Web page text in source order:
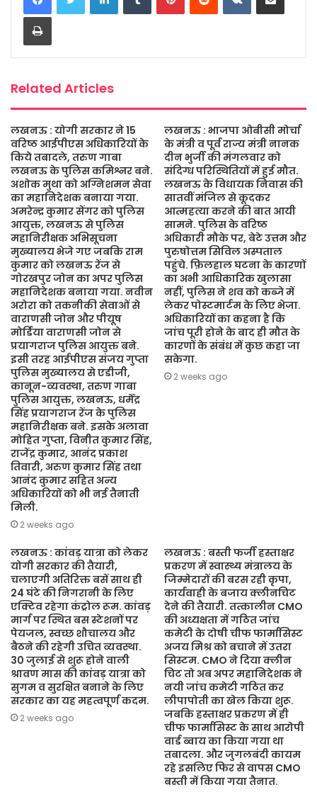
b
o
o
t
s
a
e
Print
Related Articles
लखनऊ : योगी सरकार ने 15
वरिष्ठ आईपीएस अधिकारियों के
किये तबादले, तरुण गाबा
लखनऊ के पुलिस कमिश्नर बने.
अशोक मुथा को अग्निशमन सेवा
का महानिदेशक बनाया गया.
अमरेन्द्र कुमार सेंगर को पुलिस
आयुक्त, लखनऊ से पुलिस
महानिरीक्षक अभिसूचना
मुख्यालय भेजे गए जबकि राम
कुमार को लखनऊ रेंज से
गोरखपुर जोन का अपर पुलिस
महानिदेशक बनाया गया. नवीन
अरोरा को तकनीकी सेवाओं से
वाराणसी जोन और पीयूष
मोर्डिया वाराणसी जोन से
प्रयागराज पुलिस आयुक्त बने.
इसी तरह आईपीएस संजय गुप्ता
पुलिस मुख्यालय से एडीजी,
कानून-व्यवस्था, तरुण गाबा
पुलिस आयुक्त, लखनऊ, धर्मेंद्र
सिंह प्रयागराज रेंज के पुलिस
महानिरीक्षक बने. इसके अलावा
मोहित गुप्ता, विनीत कुमार सिंह,
राजेंद्र कुमार, आनंद प्रकाश
तिवारी, अरुण कुमार सिंह तथा
आनंद कुमार सहित अन्य
अधिकारियों को भी नई तैनाती
मिली.
2 weeks ago
लखनऊ : भाजपा ओबीसी मोर्चा
के मंत्री व पूर्व राज्य मंत्री नानक
दीन भुर्जी की मंगलवार को
संदिग्ध परिस्थितियों में हुई मौत.
लखनऊ के विधायक निवास की
सातवीं मंजिल से कूदकर
आत्महत्या करने की बात आयी
सामने. पुलिस के वरिष्ठ
अधिकारी मौके पर, बेटे उत्तम और
पुरुषोत्तम सिविल अस्पताल
पहुंचे. फ़िलहाल घटना के कारणों
का अभी आधिकारिक खुलासा
नहीं, पुलिस ने शव को कब्जे में
लेकर पोस्टमार्टम के लिए भेजा.
अधिकारियों का कहना है कि
जांच पूरी होने के बाद ही मौत के
कारणों के संबंध में कुछ कहा जा
सकेगा.
2 weeks ago
लखनऊ : कांवड़ यात्रा को लेकर
योगी सरकार की तैयारी,
चलाएगी अतिरिक्त बसें साथ ही
24 घंटे की निगरानी के लिए
एक्टिव रहेगा कंट्रोल रूम. कांवड़
मार्ग पर स्थित बस स्टेशनों पर
पेयजल, स्वच्छ शौचालय और
बैठने की रहेगी उचित व्यवस्था.
30 जुलाई से शुरू होने वाली
श्रावण मास की कांवड़ यात्रा को
सुगम व सुरक्षित बनाने के लिए
सरकार का यह महत्वपूर्ण कदम.
2 weeks ago
लखनऊ : बस्ती फर्जी हस्ताक्षर
प्रकरण में स्वास्थ्य मंत्रालय के
जिम्मेदारों की बरस रही कृपा,
कार्यवाही के बजाय क्लीनचिट
देने की तैयारी. तत्कालीन CMO
की अध्यक्षता में गठित जांच
कमेटी के दोषी चीफ फार्मासिस्ट
अजय मिश्र को बचाने में उतरा
सिस्टम. CMO ने दिया क्लीन
चिट तो अब अपर महानिदेशक ने
नयी जांच कमेटी गठित कर
लीपापोती का खेल किया शुरू.
जबकि हस्ताक्षर प्रकरण में ही
चीफ फार्मासिस्ट के साथ आरोपी
वार्ड ब्वाय का किया गया था
तबादला. और जुगलबंदी कायम
रहे इसलिए फिर से वापस CMO
बस्ती में किया गया तैनात.